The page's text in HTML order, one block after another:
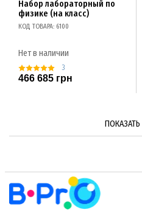
Набор лабораторный по
физике (на класс)
КОД ТОВАРА: 6100
Нет в наличии
3
466 685 грн